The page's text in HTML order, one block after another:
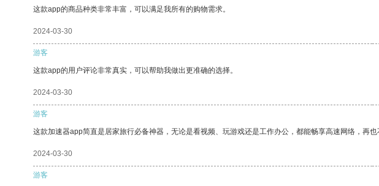
这款app的商品种类非常丰富，可以满足我所有的购物需求。
2024-03-30
游客
这款app的用户评论非常真实，可以帮助我做出更准确的选择。
2024-03-30
游客
这款加速器app简直是居家旅行必备神器，无论是看视频、玩游戏还是工作办公，都能畅享高速网络，再
2024-03-30
游客